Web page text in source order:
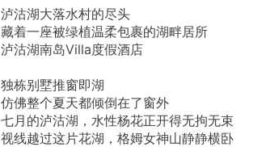
泸沽湖大落水村的尽头
藏着一座被绿植温柔包裹的湖畔居所
泸沽湖南岛Villa度假酒店
独栋别墅推窗即湖
仿佛整个夏天都倾倒在了窗外
七月的泸沽湖，水性杨花正开得无拘无束
视线越过这片花湖，格姆女神山静静横卧